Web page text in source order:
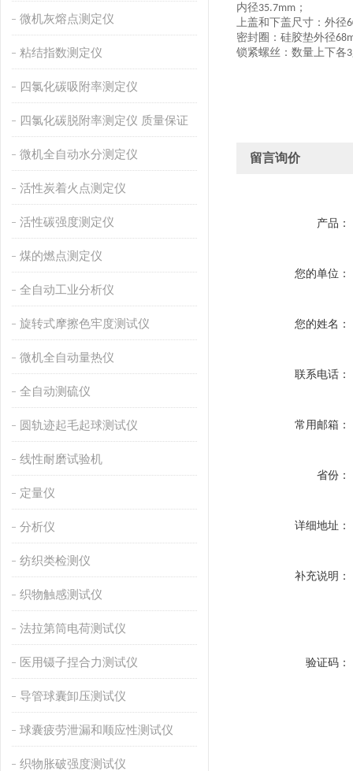
微机灰熔点测定仪
粘结指数测定仪
四氯化碳吸附率测定仪
四氯化碳脱附率测定仪 质量保证
微机全自动水分测定仪
活性炭着火点测定仪
活性碳强度测定仪
煤的燃点测定仪
全自动工业分析仪
旋转式摩擦色牢度测试仪
微机全自动量热仪
全自动测硫仪
圆轨迹起毛起球测试仪
线性耐磨试验机
定量仪
分析仪
纺织类检测仪
织物触感测试仪
法拉第筒电荷测试仪
医用镊子捏合力测试仪
导管球囊卸压测试仪
球囊疲劳泄漏和顺应性测试仪
织物胀破强度测试仪
内径35.7mm ；
上盖和下盖尺寸：外径
密封圈：硅胶垫外径
锁紧螺丝：数量上下各3
留言询价
产品：
您的单位：
您的姓名：
联系电话：
常用邮箱：
省份：
详细地址：
补充说明：
验证码：